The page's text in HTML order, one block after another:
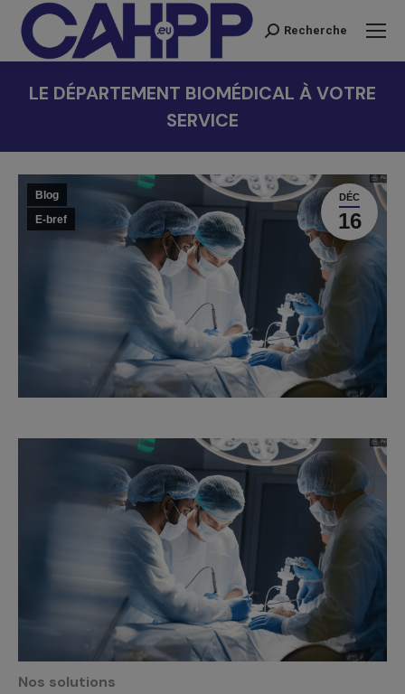
Recherche
Recherche
LE DÉPARTEMENT BIOMÉDICAL À VOTRE
SERVICE
DÉC
16
Blog
E-bref
Nos solutions